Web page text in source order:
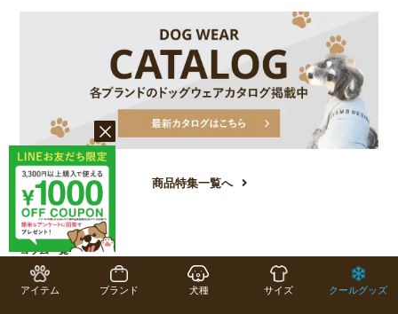
アイテム ブランド 犬種 サイズ クールグッズ
商品特集一覧へ
COLUMN
コラム一覧